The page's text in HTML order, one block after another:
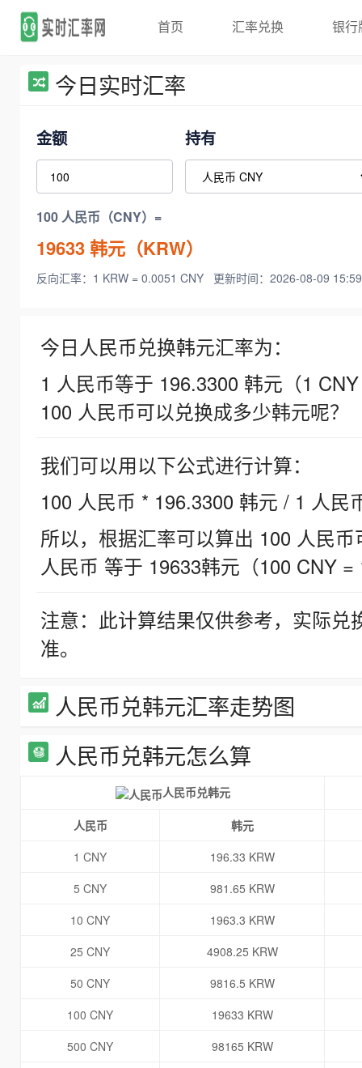
首页 汇率兑换 银行
今日实时汇率
金额 持有
100 人民币（CNY）=
19633韩元（KRW）
反向汇率：1 KRW = 0.0051 CNY 更新时间：2026-08-09
今日人民币兑换韩元汇率为：
1 人民币等于 196.3300 韩元（1
100 人民币可以兑换成多少韩元呢？
我们可以用以下公式进行计算：
100 人民币 * 196.3300 韩元 / 1 人民
所以，根据汇率可以算出 100 人民
人民币 等于 19633韩元（100 CNY =
注意：此计算结果仅供参考，实际
准。
人民币兑韩元汇率走势图
人民币兑韩元怎么算
人民币兑韩元
人民币
韩元
1 CNY
196.33 KRW
5 CNY
981.65 KRW
10 CNY
1963.3 KRW
25 CNY
4908.25 KRW
50 CNY
9816.5 KRW
100 CNY
19633 KRW
500 CNY
98165 KRW